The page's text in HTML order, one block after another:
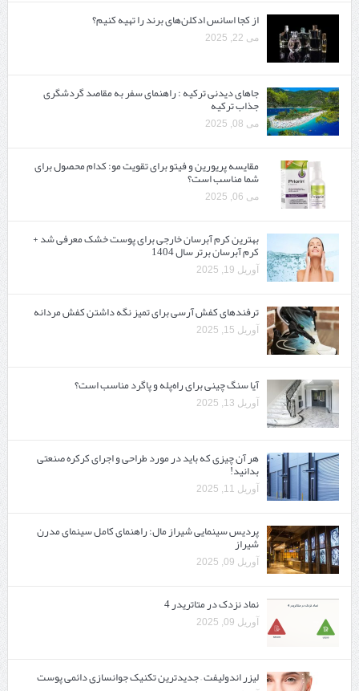
از کجا اسانس ادکلن‌های برند را تهیه کنیم؟
می 22, 2025
جاهای دیدنی ترکیه : راهنمای سفر به مقاصد گردشگری
جذاب ترکیه
می 08, 2025
مقایسه پریورین و فیتو برای تقویت مو: کدام محصول برای
شما مناسب است؟
می 06, 2025
بهترین کرم آبرسان خارجی برای پوست خشک معرفی شد +
کرم آبرسان برتر سال 1404
آوریل 19, 2025
ترفندهای کفش آرسی برای تمیز نگه داشتن کفش مردانه
آوریل 15, 2025
آیا سنگ چینی برای راه‌پله و پاگرد مناسب است؟
آوریل 13, 2025
هر آن چیزی که باید در مورد طراحی و اجرای کرکره صنعتی
بدانید!
آوریل 11, 2025
پردیس سینمایی شیراز مال: راهنمای کامل سینمای مدرن
شیراز
آوریل 09, 2025
نماد نزدک در متاتریدر 4
آوریل 09, 2025
لیزر اندولیفت – جدیدترین تکنیک جوانسازی دائمی پوست